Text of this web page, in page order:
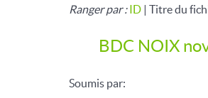
Ranger par :ID | Titre du
BDC NOIX
Soumis par: